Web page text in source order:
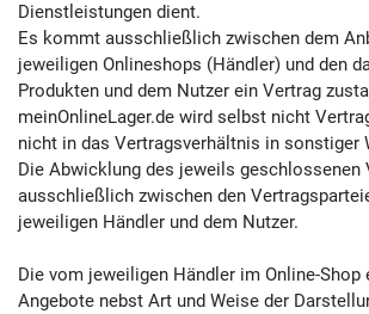
Dienstleistungen dient.
Es kommt ausschließlich zwischen dem
jeweiligen Onlineshops (Händler) und den
Produkten und dem Nutzer ein Vertrag
meinOnlineLager.de wird selbst nicht
nicht in das Vertragsverhältnis in sonstiger
Die Abwicklung des jeweils geschlossenen
ausschließlich zwischen den
jeweiligen Händler und dem Nutzer.
Die vom jeweiligen Händler im Online-Shop
Angebote nebst Art und Weise der